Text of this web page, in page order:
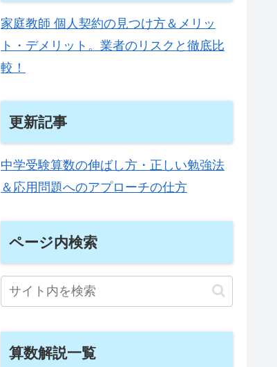
家庭教師 個人契約の見つけ方＆メリッ
ト・デメリット。業者のリスクと徹底比
較！
更新記事
中学受験算数の伸ばし方・正しい勉強法
＆応用問題へのアプローチの仕方
ページ内検索
算数解説一覧